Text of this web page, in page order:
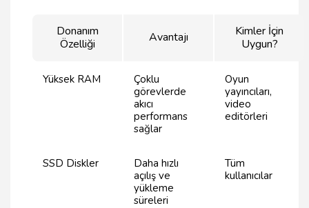
Donanım
Özelliği
Avantajı
Kimler İçin
Uygun?
Yüksek RAM
Çoklu
görevlerde
akıcı
performans
sağlar
Oyun
yayıncıları,
video
editörleri
SSD Diskler
Daha hızlı
açılış ve
yükleme
süreleri
Tüm
kullanıcılar